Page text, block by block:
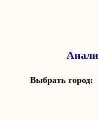
Выбрать город: